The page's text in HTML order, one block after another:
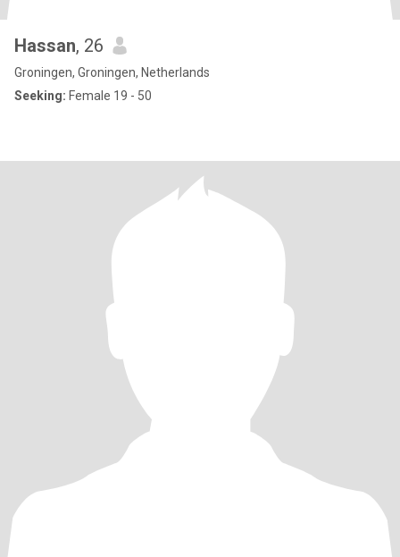
Hassan, 26
Groningen, Groningen, Netherlands
Seeking: Female 19 - 50